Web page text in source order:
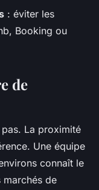
: éviter les
Booking ou
de
La proximité
Une équipe
connaît le
marchés de